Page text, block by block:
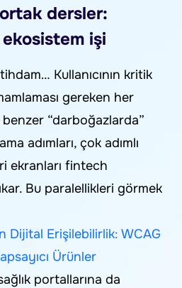
dersler:
işi
Kullanıcının kritik
gereken her
“darboğazlarda”
adımları, çok adımlı
ekranları fintech
Bu paralellikleri görmek
Dijital Erişilebilirlik: WCAG
Ürünler
portallarına da